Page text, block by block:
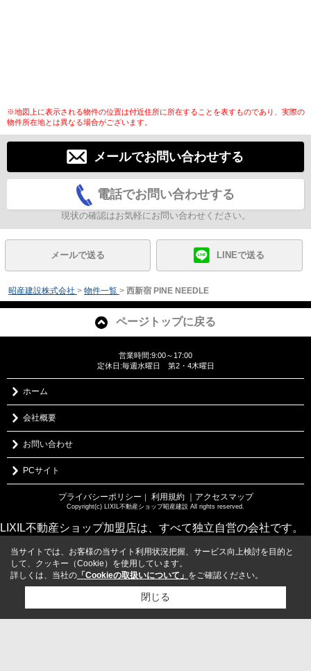
※地図上に表示される物件の位置は付近住所に所在することを表すものであり、実際の
物件所在地とは異なる場合がございます。
メールでお問い合わせする
電話でお問い合わせする
現状の確認はお気軽にお問い合わせください。
メールで送る LINEで送る
昭産建設株式会社 > 物件一覧 > 西新宿 PINE NEEDLE
ページトップに戻る
営業時間:9:00～17:00
定休日:毎週水曜日 第2・4木曜日
ホーム
会社概要
お問い合わせ
PCサイト
プライバシーポリシー ｜ 利用規約 ｜アクセスマップ
Copyright(c) LIXIL不動産ショップ昭産建設 All rights reserved.
LIXIL不動産ショップ加盟店は、すべて独立自営の会社です。
当サイトでは、お客様の当サイト利用状況把握、サービス向上検討を目的と
して、クッキー（Cookie）を使用しています。
詳しくは、当社の 「Cookieの取扱いについて」 をご確認ください。
閉じる